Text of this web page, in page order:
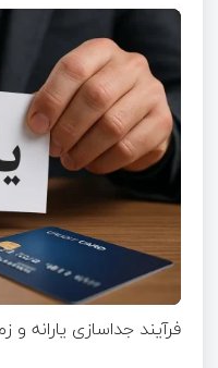
فرآیند جداسازی یارانه و